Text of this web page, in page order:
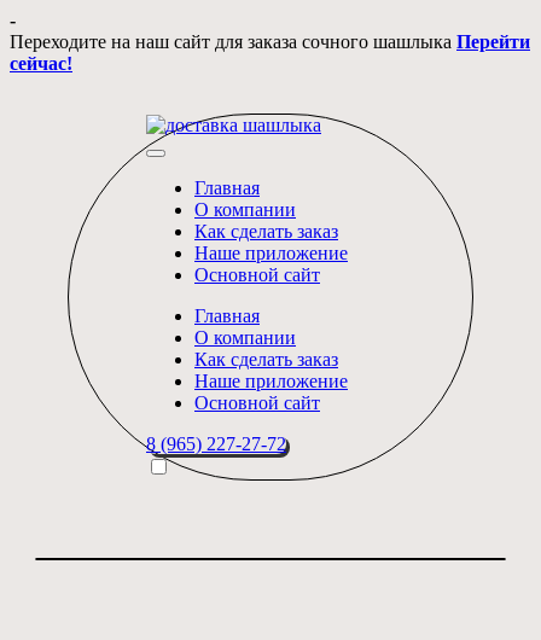
Перейти
к
содержимому
-
Переходите на наш сайт для заказа сочного шашлыка Перейти
сейчас!
Блог
шашлыков"
Короли
мастера
доставки
Москве
Главная
О компании
Как сделать заказ
Наше приложение
Основной сайт
Главная
О компании
Как сделать заказ
Наше приложение
Основной сайт
8 (965) 227-27-72